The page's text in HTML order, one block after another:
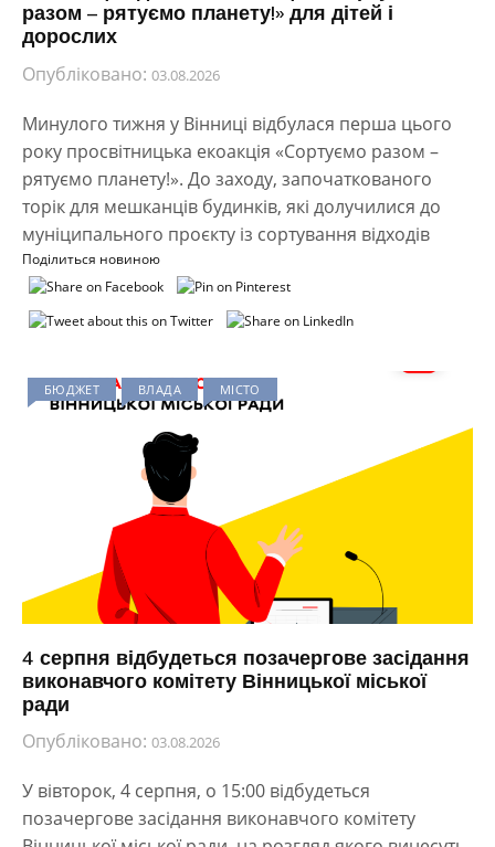
разом – рятуємо планету!» для дітей і
дорослих
Опубліковано: 03.08.2026
Минулого тижня у Вінниці відбулася перша цього
року просвітницька екоакція «Сортуємо разом –
рятуємо планету!». До заходу, започаткованого
торік для мешканців будинків, які долучилися до
муніципального проєкту із сортування відходів
Поділиться новиною
БЮДЖЕТ ВЛАДА МІСТО
4 серпня відбудеться позачергове засідання
виконавчого комітету Вінницької міської
ради
Опубліковано: 03.08.2026
У вівторок, 4 серпня, о 15:00 відбудеться
позачергове засідання виконавчого комітету